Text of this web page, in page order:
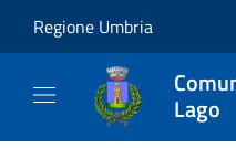
Regione Umbria
Lago